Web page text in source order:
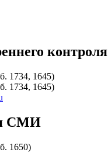
контроля
1734, 1645)
1734, 1645)
СМИ
1650)